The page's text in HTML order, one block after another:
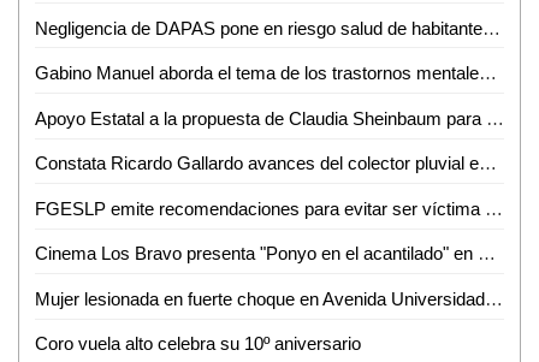
Negligencia de DAPAS pone en riesgo salud de habitantes del Consuelo
Gabino Manuel aborda el tema de los trastornos mentales mediante el arte
Apoyo Estatal a la propuesta de Claudia Sheinbaum para eliminar la reelección
Constata Ricardo Gallardo avances del colector pluvial en cactus
FGESLP emite recomendaciones para evitar ser víctima de secuestro virtual
Cinema Los Bravo presenta "Ponyo en el acantilado" en La Matiné de Cultura Municipal
Mujer lesionada en fuerte choque en Avenida Universidad de Ciudad Valles
Coro vuela alto celebra su 10º aniversario